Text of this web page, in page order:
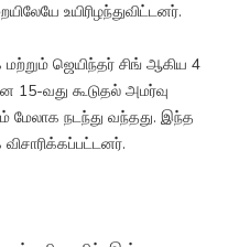
உயிரிழந்துவிட்டனர்.
ஜெயிந்தர் சிங் ஆகிய 4
வது கூடுதல் அமர்வு
மேலாக நடந்து வந்தது. இந்த